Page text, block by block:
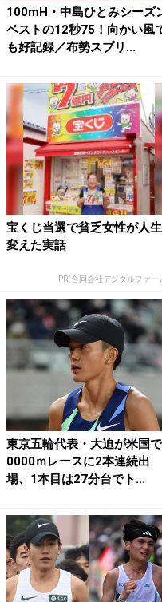
100mH・中島ひとみシーズ
ベストの12秒75！向かい風
も好記録／布勢スプリ...
宝くじ当選で貧乏女性が人生
変えた実話
PR(合同会社デジタルファー
東京五輪代表・大迫が米国
0000ｍレースに2本連続出
場、1本目は27分台でト...